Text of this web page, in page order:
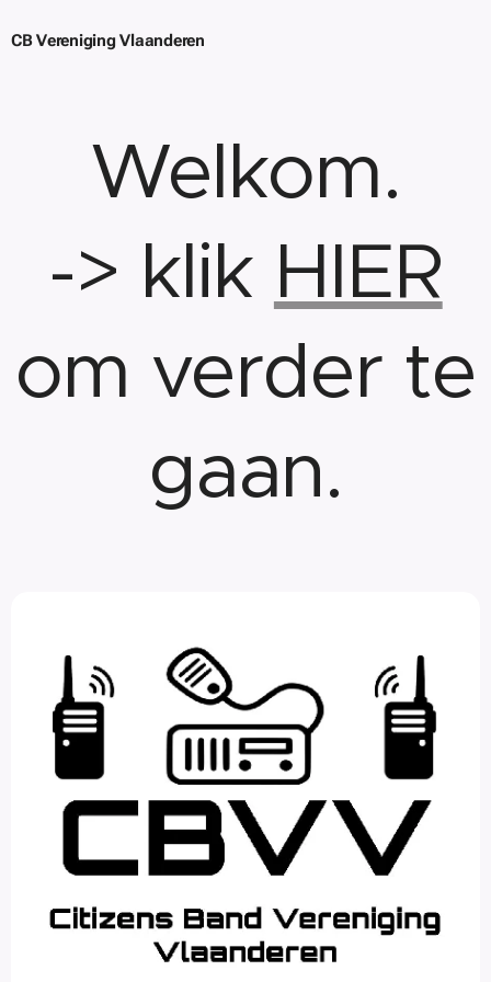
CB Vereniging Vlaanderen
Welkom.
-> klik HIER
om verder te
gaan.